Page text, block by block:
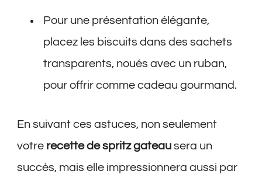
Pour une présentation élégante,
placez les biscuits dans des sachets
transparents, noués avec un ruban,
pour offrir comme cadeau gourmand.
En suivant ces astuces, non seulement
votre recette de spritz gateau sera un
succès, mais elle impressionnera aussi par